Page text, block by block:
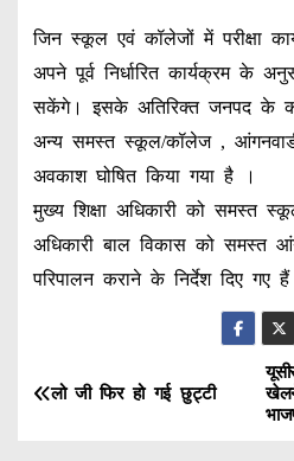
जिन स्कूल एवं कॉलेजों में परीक्षा
अपने पूर्व निर्धारित कार्यक्रम के
सकेंगे। इसके अतिरिक्त जनपद के
अन्य समस्त स्कूल/कॉलेज ,
अवकाश घोषित किया गया है ।
मुख्य शिक्षा अधिकारी को समस्त
अधिकारी बाल विकास को समस्त
परिपालन कराने के निर्देश दिए गए
Pलो जी फिर हो गई छुट्टी